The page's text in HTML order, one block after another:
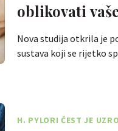
oblikovati
Nova studija otkrila je
sustava koji se rijetko
H. PYLORI ČEST JE